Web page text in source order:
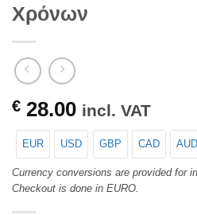
Χρόνων
€ 28.00 incl. VAT
EUR USD GBP CAD AUD
Currency conversions are provided for
Checkout is done in EURO.